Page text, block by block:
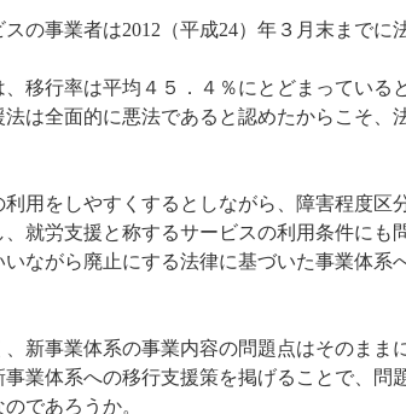
の事業者は2012（平成24）年３月末までに
移行率は平均４５．４％にとどまっている
は全面的に悪法であると認めたからこそ、
用をしやすくするとしながら、障害程度区
就労支援と称するサービスの利用条件にも
ながら廃止にする法律に基づいた事業体系
新事業体系の事業内容の問題点はそのまま
業体系への移行支援策を掲げることで、問
であろうか。